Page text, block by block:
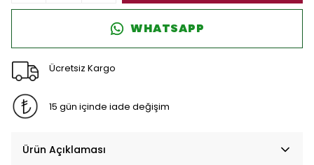
WHATSAPP
Ücretsiz Kargo
15 gün içinde iade değişim
Ürün Açıklaması